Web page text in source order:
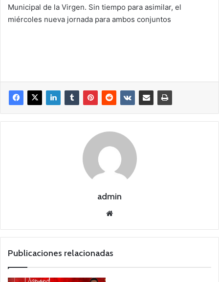
Municipal de la Virgen. Sin tiempo para asimilar, el
miércoles nueva jornada para ambos conjuntos
admin
we
Publicaciones relacionadas